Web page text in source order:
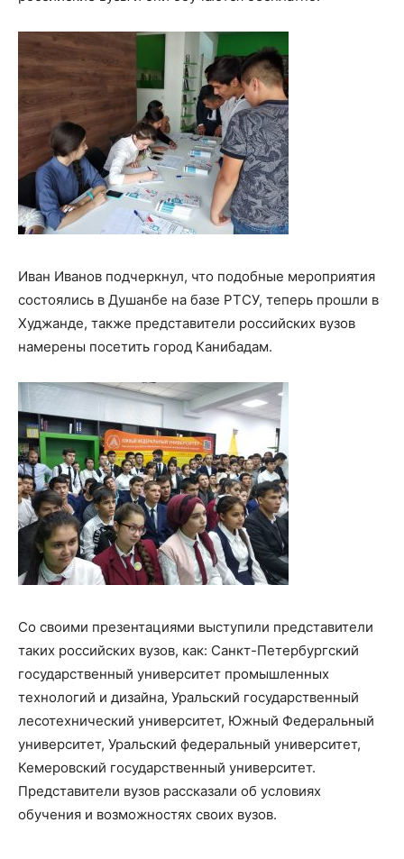
Иван Иванов подчеркнул, что подобные мероприятия
состоялись в Душанбе на базе РТСУ, теперь прошли в
Худжанде, также представители российских вузов
намерены посетить город Канибадам.
Со своими презентациями выступили представители
таких российских вузов, как: Санкт-Петербургский
государственный университет промышленных
технологий и дизайна, Уральский государственный
лесотехнический университет, Южный Федеральный
университет, Уральский федеральный университет,
Кемеровский государственный университет.
Представители вузов рассказали об условиях
обучения и возможностях своих вузов.